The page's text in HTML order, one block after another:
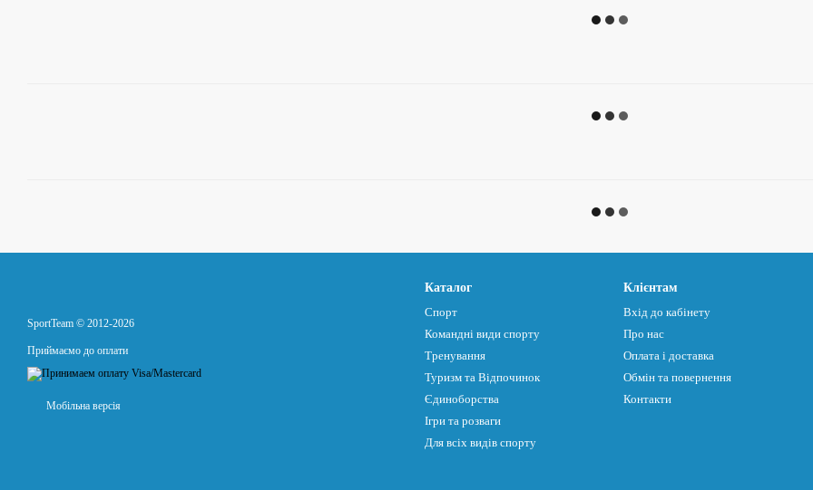
SportTeam © 2012-2026
Приймаємо до оплати
Мобільна версія
Каталог
Спорт
Командні види спорту
Тренування
Туризм та Відпочинок
Єдиноборства
Ігри та розваги
Для всіх видів спорту
Клієнтам
Вхід до кабінету
Про нас
Оплата і доставка
Обмін та повернення
Контакти